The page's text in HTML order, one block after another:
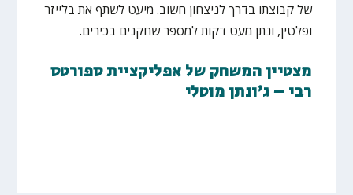
של קבוצתו בדרך לניצחון חשוב. מיעט לשתף את בלייזר
ופלטין, ונתן מעט דקות למספר שחקנים בכירים.
מצטיין המשחק של אפליקציית ספורטס
רבי – ג'ונתן מוטלי